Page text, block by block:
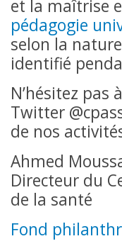
et la maîtrise
pédagogie
selon la
identifié
N’hésitez pas
Twitter
de nos
Ahmed
Directeur du
de la santé
Fond